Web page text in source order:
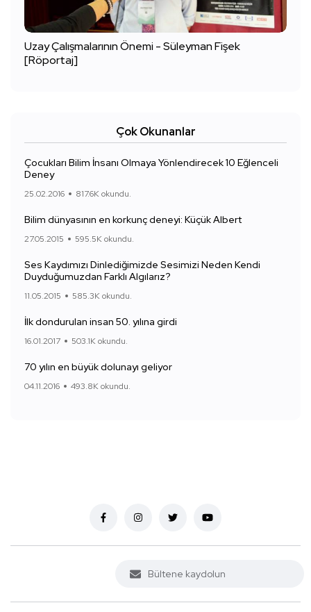
Uzay Çalışmalarının Önemi - Süleyman Fişek
[Röportaj]
Çok Okunanlar
Çocukları Bilim İnsanı Olmaya Yönlendirecek 10 Eğlenceli
Deney
25.02.2016 817.6K okundu.
Bilim dünyasının en korkunç deneyi: Küçük Albert
27.05.2015 595.5K okundu.
Ses Kaydımızı Dinlediğimizde Sesimizi Neden Kendi
Duyduğumuzdan Farklı Algılarız?
11.05.2015 585.3K okundu.
İlk dondurulan insan 50. yılına girdi
16.01.2017 503.1K okundu.
70 yılın en büyük dolunayı geliyor
04.11.2016 493.8K okundu.